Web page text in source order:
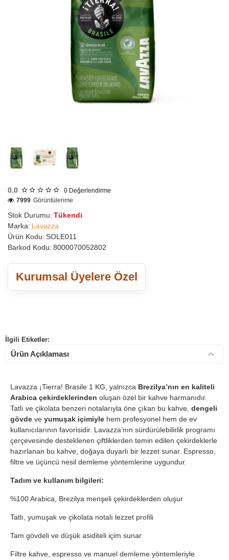
0.0 0 Değerlendirme
Stok Durumu: Tükendi
Marka: Lavazza
Ürün Kodu: SOLE011
Barkod Kodu: 8000070052802
7999 Görüntülenme
Kurumsal Üyelere Özel
İlgili Etiketler:
Ürün Açıklaması
Lavazza ¡Tierra! Brasile 1 KG, yalnızca Brezilya’nın en kaliteli
Arabica çekirdeklerinden oluşan özel bir kahve harmanıdır.
Tatlı ve çikolata benzeri notalarıyla öne çıkan bu kahve, dengeli
gövde ve yumuşak içimiyle hem profesyonel hem de ev
kullanıcılarının favorisidir. Lavazza’nın sürdürülebilirlik programı
çerçevesinde desteklenen çiftliklerden temin edilen çekirdeklerle
hazırlanan bu kahve, doğaya duyarlı bir lezzet sunar. Espresso,
filtre ve üçüncü nesil demleme yöntemlerine uygundur.
Tadım ve kullanım bilgileri:
%100 Arabica, Brezilya menşeli çekirdeklerden oluşur
Tatlı, yumuşak ve çikolata notalı lezzet profili
Tam gövdeli ve düşük asiditeli içim sunar
Filtre kahve, espresso ve manuel demleme yöntemleriyle